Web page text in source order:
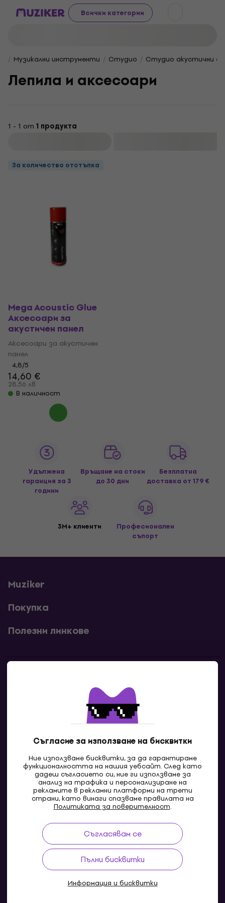
Всички категории
Съгласие за използване на бисквитки
Ние използваме бисквитки, за да гарантираме
функционалността на нашия уебсайт. След като
дадеш съгласието си, ние ги използваме за
анализ на трафика и персонализиране на
рекламите в рекламни платформи на трети
страни, като винаги спазваме правилата на
Политиката за поверителност.
Съгласявам се
Пълни бисквитки
Информация и бисквитки
Музикални инструменти Студио Студио акустични
Лепила и аксесоари
1 - 1 от 1 продукта
За количество отстъпка
Mega Acoustic Glue
Аксесоари за
акустичен панел
Аксесоари за акустичен
панел
4,8/5
14,60 €
28,56 лв
В наличност
Удължена
гаранция за 3
години
Връщане на стоки
до 30 дни
Безплатна
доставка от 179 €
3M+ клиенти
Професионален
съпорт
Muziker
Покупка
Полезни линкове
Свържи се с нас
BG
Pazaruvaj - Надежден помощник за покупки